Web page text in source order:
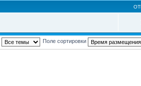
Поле сортировки